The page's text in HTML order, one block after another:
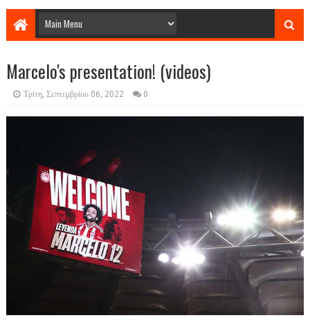
Marcelo's presentation! (videos)
Τρίτη, Σεπτεμβρίου 06, 2022 0